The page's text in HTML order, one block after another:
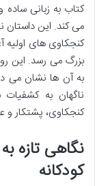
کتاب به زبانی ساده
می کند. این
کنجکاوی های اولیه
بزرگ می رسد. این
به آن ها نشان می
ناگهان به
کنجکاوی، پشتکار و
نگاهی تازه
کودکانه